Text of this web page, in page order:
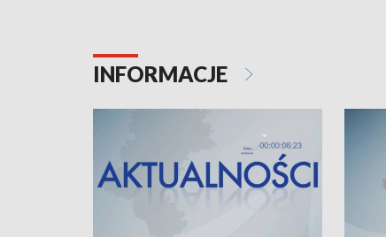
INFORMACJE